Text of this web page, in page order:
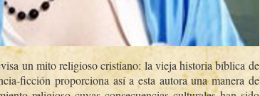
un mito religioso cristiano: la vieja historia bí­blica de
ficción proporciona así­ a esta autora una manera de